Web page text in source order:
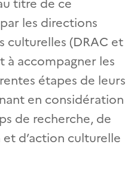
les directions
culturelles (DRAC et
à accompagner les
étapes de leurs
en considération
de recherche, de
d’action culturelle